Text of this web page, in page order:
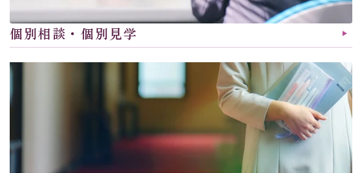
個別相談・個別見学 ▶︎